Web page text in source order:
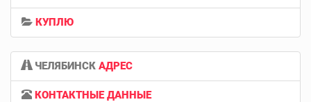
КУПЛЮ
ЧЕЛЯБИНСК АДРЕС
КОНТАКТНЫЕ ДАННЫЕ